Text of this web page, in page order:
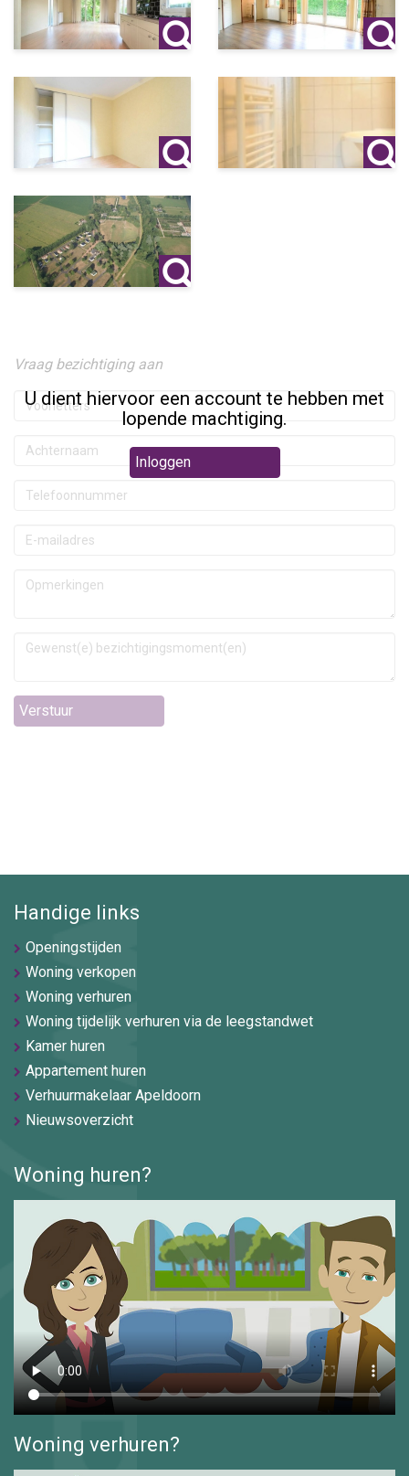
U dient hiervoor een account te hebben met
lopende machtiging.
Inloggen
Vraag bezichtiging aan
Verstuur
Handige links
Openingstijden
Woning verkopen
Woning verhuren
Woning tijdelijk verhuren via de leegstandwet
Kamer huren
Appartement huren
Verhuurmakelaar Apeldoorn
Nieuwsoverzicht
Woning huren?
Woning verhuren?